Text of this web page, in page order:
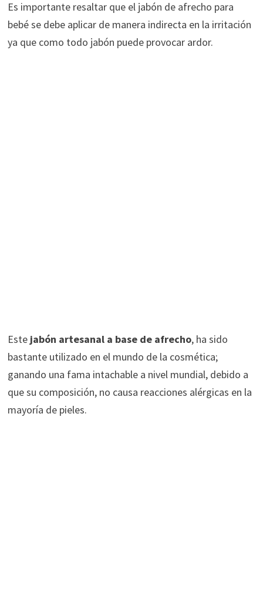
Es importante resaltar que el jabón de afrecho para
bebé se debe aplicar de manera indirecta en la irritación
ya que como todo jabón puede provocar ardor.
Este jabón artesanal a base de afrecho, ha sido
bastante utilizado en el mundo de la cosmética;
ganando una fama intachable a nivel mundial, debido a
que su composición, no causa reacciones alérgicas en la
mayoría de pieles.